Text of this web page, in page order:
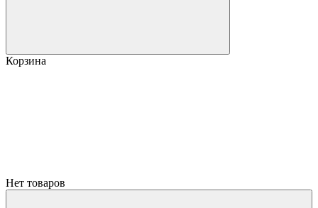
Корзина
Нет товаров